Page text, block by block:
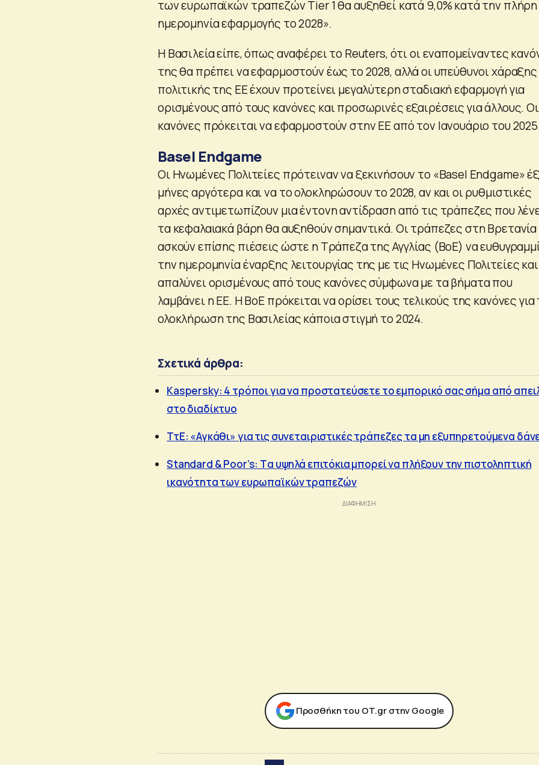
των ευρωπαϊκών τραπεζών Tier 1 θα αυξηθεί κατά 9,0% κατά την πλήρη
ημερομηνία εφαρμογής το 2028».
Η Βασιλεία είπε, όπως αναφέρει το Reuters, ότι οι εναπομείναντες
της θα πρέπει να εφαρμοστούν έως το 2028, αλλά οι υπεύθυνοι χάραξης
πολιτικής της ΕΕ έχουν προτείνει μεγαλύτερη σταδιακή εφαρμογή για
ορισμένους από τους κανόνες και προσωρινές εξαιρέσεις για άλλους. Οι
κανόνες πρόκειται να εφαρμοστούν στην ΕΕ από τον Ιανουάριο του
Βasel Endgame
Οι Ηνωμένες Πολιτείες πρότειναν να ξεκινήσουν το «Basel Endgame»
μήνες αργότερα και να το ολοκληρώσουν το 2028, αν και οι ρυθμιστικές
αρχές αντιμετωπίζουν μια έντονη αντίδραση από τις τράπεζες που
τα κεφαλαιακά βάρη θα αυξηθούν σημαντικά. Οι τράπεζες στη Βρετανία
ασκούν επίσης πιέσεις ώστε η Τράπεζα της Αγγλίας (BoE) να
την ημερομηνία έναρξης λειτουργίας της με τις Ηνωμένες Πολιτείες
απαλύνει ορισμένους από τους κανόνες σύμφωνα με τα βήματα που
λαμβάνει η ΕΕ. Η BoE πρόκειται να ορίσει τους τελικούς της κανόνες για
ολοκλήρωση της Βασιλείας κάποια στιγμή το 2024.
Σχετικά άρθρα:
Kaspersky: 4 τρόποι για να προστατεύσετε το εμπορικό σας σήμα από
στο διαδίκτυο
ΤτΕ: «Αγκάθι» για τις συνεταιριστικές τράπεζες τα μη εξυπηρετούμενα
Standard & Poor’s: Tα υψηλά επιτόκια μπορεί να πλήξουν την πιστοληπτική
ικανότητα των ευρωπαϊκών τραπεζών
Προσθήκη του ΟΤ.gr στην Google